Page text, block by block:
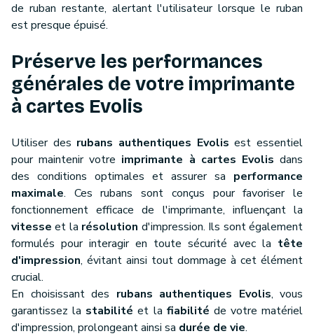
de ruban restante, alertant l'utilisateur lorsque le ruban
est presque épuisé.
Préserve les performances
générales de votre imprimante
à cartes Evolis
Utiliser des rubans authentiques Evolis est essentiel
pour maintenir votre imprimante à cartes Evolis dans
des conditions optimales et assurer sa performance
maximale. Ces rubans sont conçus pour favoriser le
fonctionnement efficace de l'imprimante, influençant la
vitesse et la résolution d'impression. Ils sont également
formulés pour interagir en toute sécurité avec la tête
d'impression, évitant ainsi tout dommage à cet élément
crucial.
En choisissant des rubans authentiques Evolis, vous
garantissez la stabilité et la fiabilité de votre matériel
d'impression, prolongeant ainsi sa durée de vie.